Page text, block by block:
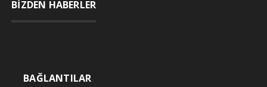
BİZDEN HABERLER
BAĞLANTILAR